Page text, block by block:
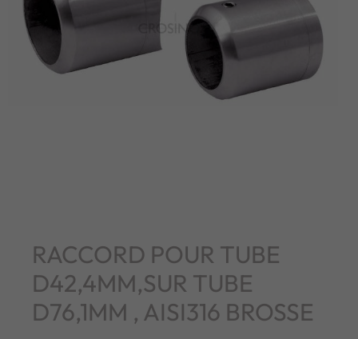
RACCORD POUR TUBE
D42,4MM,SUR TUBE
D76,1MM , AISI316 BROSSE